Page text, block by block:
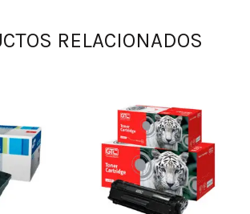
RELACIONADOS